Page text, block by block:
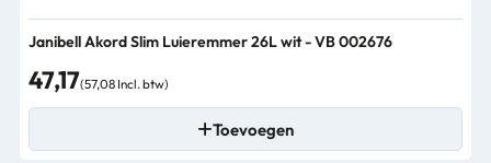
Janibell Akord Slim Luieremmer 26L wit - VB 002676
47,17(57,08 Incl. btw)
Toevoegen